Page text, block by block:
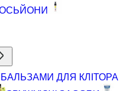
БАЛЬЗАМИ ДЛЯ КЛІТОРА